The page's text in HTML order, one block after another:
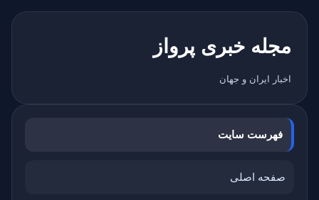
مجله خبری پرواز
اخبار ایران و جهان
فهرست سایت
صفحه اصلی